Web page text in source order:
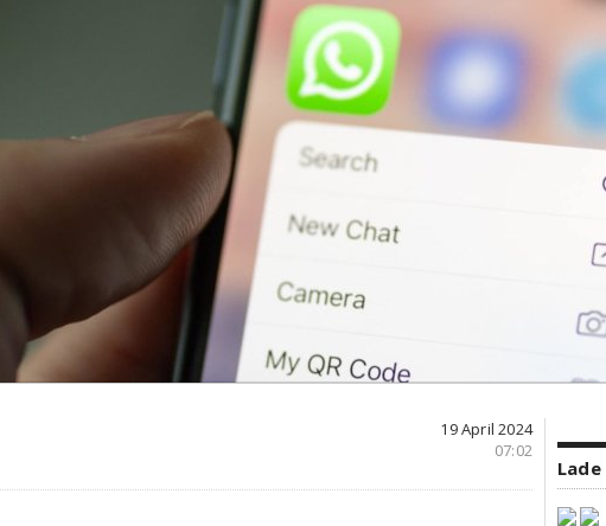
19 April 2024
07:02